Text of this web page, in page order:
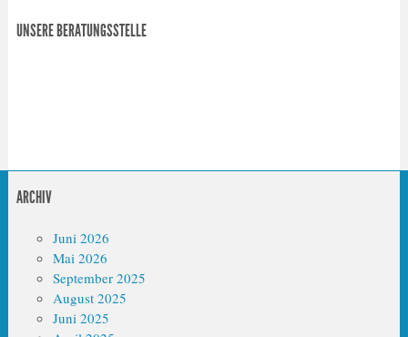
UNSERE BERATUNGSSTELLE
ARCHIV
Juni 2026
Mai 2026
September 2025
August 2025
Juni 2025